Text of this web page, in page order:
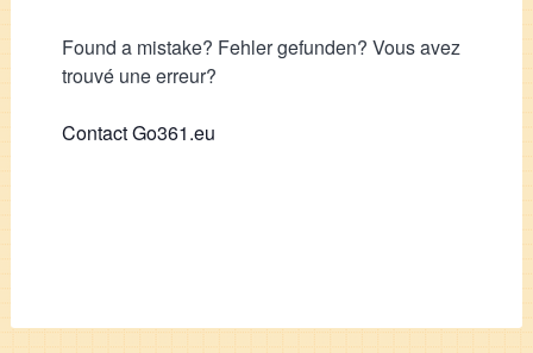
Found a mistake? Fehler gefunden? Vous avez
trouvé une erreur?
Contact Go361.eu